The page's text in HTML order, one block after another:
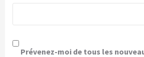
Prévenez-moi de tous les